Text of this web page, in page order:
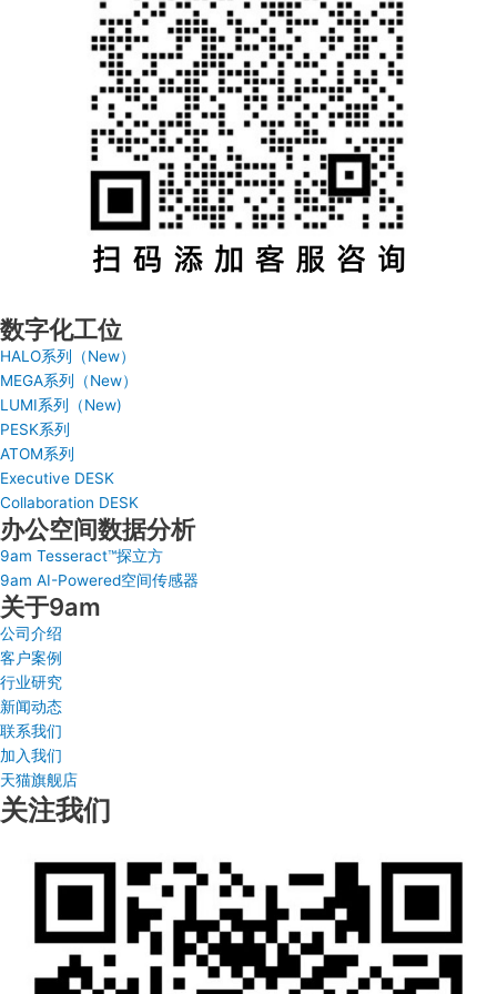
数字化工位
HALO系列（New）
MEGA系列（New）
LUMI系列（New)
PESK系列
ATOM系列
Executive DESK
Collaboration DESK
办公空间数据分析
9am Tesseract™探立方
9am AI-Powered空间传感器
关于9am
公司介绍
客户案例
行业研究
新闻动态
联系我们
加入我们
天猫旗舰店
关注我们